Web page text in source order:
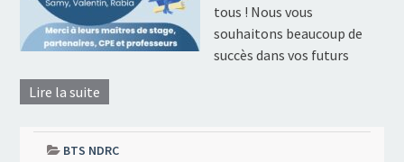
tous ! Nous vous
souhaitons beaucoup de
succès dans vos futurs
Lire la suite
BTS NDRC